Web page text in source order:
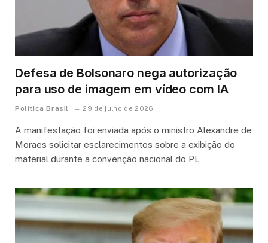
Defesa de Bolsonaro nega autorização
para uso de imagem em vídeo com IA
Política Brasil 29 de julho de 2026
A manifestação foi enviada após o ministro Alexandre de
Moraes solicitar esclarecimentos sobre a exibição do
material durante a convenção nacional do PL